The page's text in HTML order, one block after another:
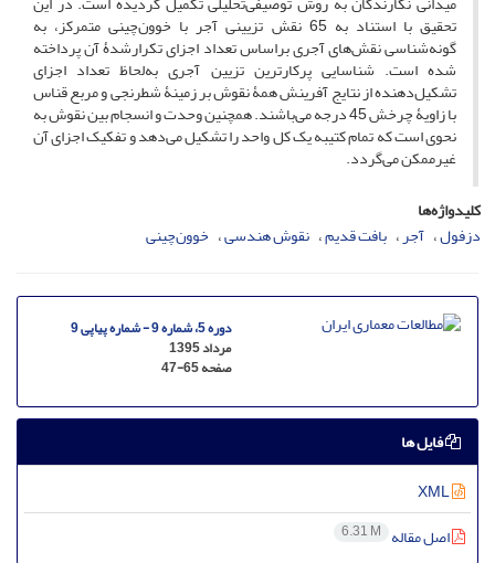
تحقیق با استناد به 65 نقش تزیینی آجر با خوون‌چینی متمرکز، به
گونه‌شناسی نقش‌های آجری براساس تعداد اجزای تکرارشدۀ آن پرداخته
شده است. شناسایی پرکارترین تزیین آجری به‌لحاظ تعداد اجزای
تشکیل‌دهنده از نتایج آفرینش همۀ نقوش بر زمینۀ شطرنجی و مربع قناس
با زاویۀ چرخش 45 درجه می‌باشند. همچنین وحدت و انسجام بین نقوش به
نحوی است که تمام کتیبه یک کل واحد را تشکیل می‌دهد و تفکیک اجزای آن
غیرممکن می‌گردد.
کلیدواژه‌ها
دزفول آجر بافت قدیم نقوش هندسی خوون‌چینی
دوره 5، شماره 9 - شماره پیاپی 9
مرداد 1395
صفحه47-65
فایل ها
اصل مقاله 6.31 M